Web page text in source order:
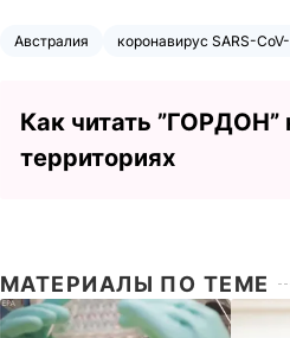
Австралия коронавирус SARS-
Как читать
территориях
МАТЕРИАЛЫ ПО ТЕМЕ